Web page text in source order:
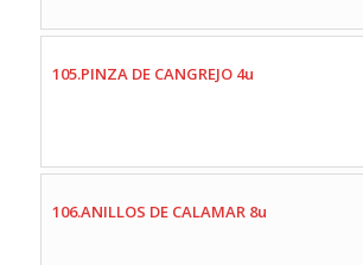
105.PINZA DE CANGREJO 4u
106.ANILLOS DE CALAMAR 8u